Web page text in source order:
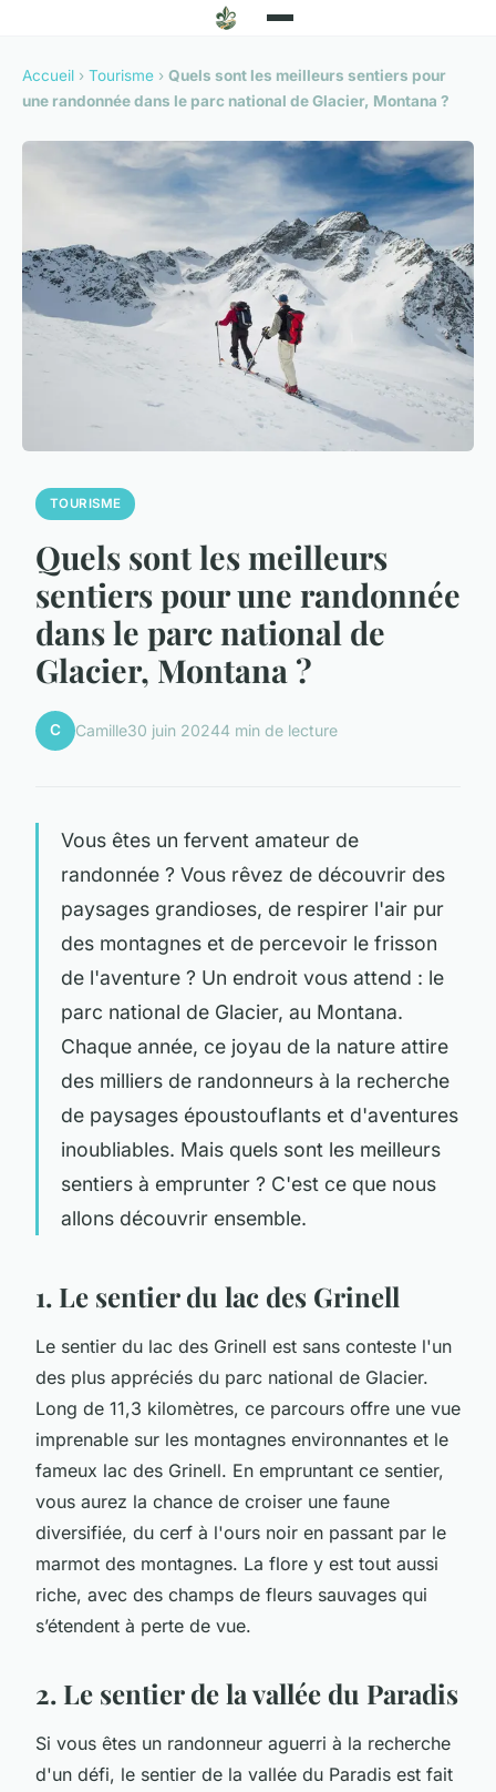
Accueil › Tourisme › Quels sont les meilleurs sentiers pour
une randonnée dans le parc national de Glacier, Montana ?
TOURISME
Quels sont les meilleurs
sentiers pour une randonnée
dans le parc national de
Glacier, Montana ?
C Camille30 juin 20244 min de lecture
Vous êtes un fervent amateur de
randonnée ? Vous rêvez de découvrir des
paysages grandioses, de respirer l'air pur
des montagnes et de percevoir le frisson
de l'aventure ? Un endroit vous attend : le
parc national de Glacier, au Montana.
Chaque année, ce joyau de la nature attire
des milliers de randonneurs à la recherche
de paysages époustouflants et d'aventures
inoubliables. Mais quels sont les meilleurs
sentiers à emprunter ? C'est ce que nous
allons découvrir ensemble.
1. Le sentier du lac des Grinell
Le sentier du lac des Grinell est sans conteste l'un
des plus appréciés du parc national de Glacier.
Long de 11,3 kilomètres, ce parcours offre une vue
imprenable sur les montagnes environnantes et le
fameux lac des Grinell. En empruntant ce sentier,
vous aurez la chance de croiser une faune
diversifiée, du cerf à l'ours noir en passant par le
marmot des montagnes. La flore y est tout aussi
riche, avec des champs de fleurs sauvages qui
s’étendent à perte de vue.
2. Le sentier de la vallée du Paradis
Si vous êtes un randonneur aguerri à la recherche
d'un défi, le sentier de la vallée du Paradis est fait